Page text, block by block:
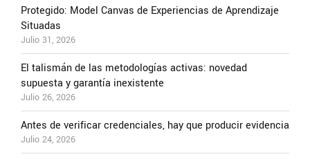
Protegido: Model Canvas de Experiencias de Aprendizaje
Situadas
Julio 31, 2026
El talismán de las metodologías activas: novedad
supuesta y garantía inexistente
Julio 26, 2026
Antes de verificar credenciales, hay que producir evidencia
Julio 24, 2026